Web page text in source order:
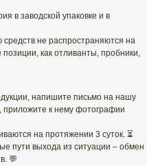
в заводской упаковке и в
не распространяются на
как отливанты, пробники,
напишите письмо на нашу
, приложите к нему фотографии
на протяжении 3 суток. ⏳
пути выхода из ситуации – обмен
💬